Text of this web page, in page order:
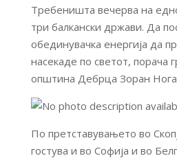
Требеништа вечерва на
три балкански држави. Да
обединувачка енергија да
насекаде по светот, порача
општина Дебрца Зоран
По претставувањето во
гостува и во Софија и во